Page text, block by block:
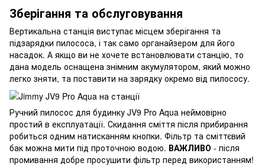
Зберігання та обслуговування
Вертикальна станція виступає місцем зберігання та
підзарядки пилососа, і так само органайзером для його
насадок. А якщо ви не хочете встановлювати станцію, то
дана модель оснащена знімним акумулятором, який можно
легко зняти, та поставити на зарядку окремо від пилососу.
Ручний пилосос для будинку JV9 Pro Aqua неймовірно
простий в експлуатації. Скидання сміття після прибирання
робиться одним натисканням кнопки. Фільтр та сміттєвий
бак можна мити під проточною водою. ВАЖЛИВО - після
промивання добре просушити фільтр перед використанням!